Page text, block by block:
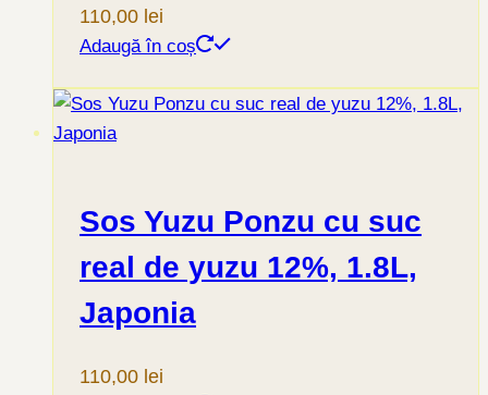
110,00 lei
Adaugă în coș
Sos Yuzu Ponzu cu suc
real de yuzu 12%, 1.8L,
Japonia
110,00 lei